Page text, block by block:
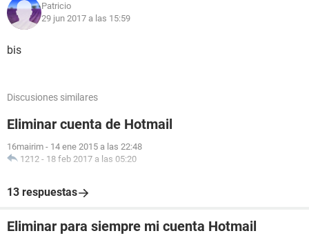
Patricio
29 jun 2017 a las 15:59
bis
Discusiones similares
Eliminar cuenta de Hotmail
16mairim - 14 ene 2015 a las 22:48
1212 - 18 feb 2017 a las 05:20
13 respuestas
Eliminar para siempre mi cuenta Hotmail